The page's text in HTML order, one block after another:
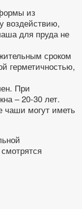
из
воздействию,
для пруда не
сроком
герметичностью,
При
– 20-30 лет.
чаши могут иметь